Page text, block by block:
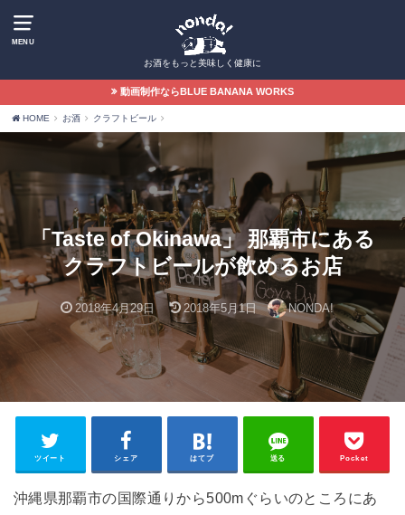
MENU
お酒をもっと美味しく健康に
動画制作ならBLUE BANANA WORKS
HOME お酒 クラフトビール
「Taste of Okinawa」 那覇市にある
クラフトビールが飲めるお店
2018年4月29日 2018年5月1日 NONDA!
ツイート シェア はてブ 送る Pocket
沖縄県那覇市の国際通りから500mぐらいのところにあ